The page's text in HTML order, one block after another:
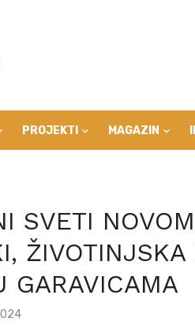
PROJEKTI MAGAZIN
SVETI
ŽIVOTINJSKA
GARAVICAMA